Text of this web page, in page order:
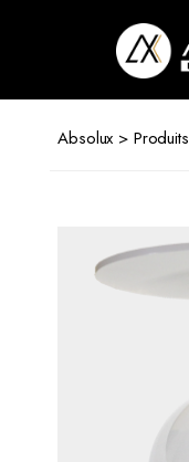
Absolux > Produits